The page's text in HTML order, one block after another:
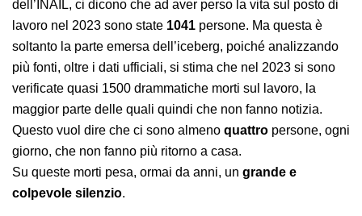
anno, i decessi denunciati sono stati più di 1000. I dati
dell’INAIL, ci dicono che ad aver perso la vita sul posto
di lavoro nel 2023 sono state1041 persone. Ma questa
è soltanto la parte emersa dell’iceberg, poiché
analizzando più fonti, oltre i dati ufficiali, si stima che
nel 2023 si sono verificate quasi 1500 drammatiche
morti sul lavoro, la maggior parte delle quali quindi che
non fanno notizia.
Questo vuol dire che ci sono almenoquattropersone,
ogni giorno, che non fanno più ritorno a casa.